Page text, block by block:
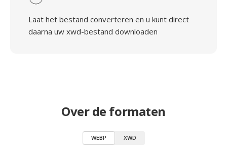
Laat het bestand converteren en u kunt direct
daarna uw xwd-bestand downloaden
Over de formaten
WEBP XWD